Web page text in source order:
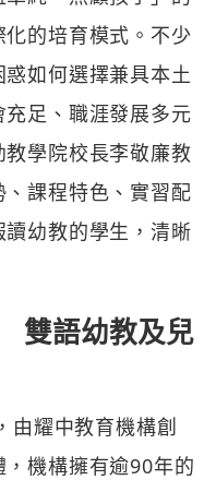
的培育模式。不少
如何選擇兼具本土
足、職涯發展多元
學院校長李敬廉教
課程特色、實習配
幼教的學生，清晰
雙語幼教及兒
由耀中教育機構創
機構擁有逾90年的